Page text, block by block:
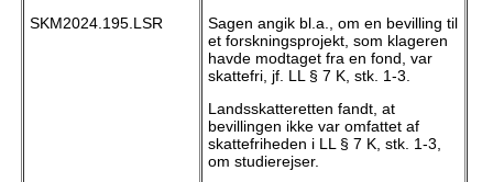
SKM2024.195.LSR
Sagen angik bl.a., om en bevilling til
et forskningsprojekt, som klageren
havde modtaget fra en fond, var
skattefri, jf. LL § 7 K, stk. 1-3.
Landsskatteretten fandt, at
bevillingen ikke var omfattet af
skattefriheden i LL § 7 K, stk. 1-3,
om studierejser.